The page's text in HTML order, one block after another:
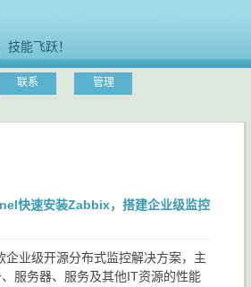
技能飞跃！
联系 管理
快速安装Zabbix，搭建企业级监控
企业级开源分布式监控解决方案，主
服务器、服务及其他IT资源的性能